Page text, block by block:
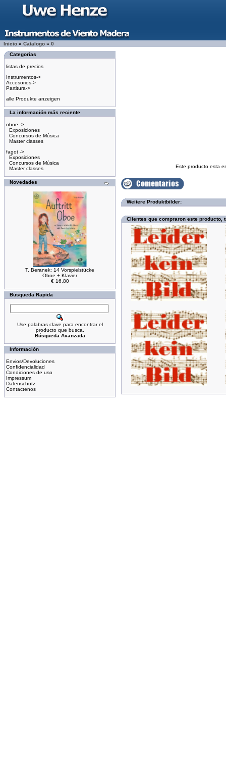
Inicio » Catalogo » 0
Categorias
listas de precios
Instrumentos->
Accesorios->
Partitura->
alle Produkte anzeigen
La información más reciente
oboe ->
Exposiciones
Concursos de Música
Master classes
fagot ->
Exposiciones
Concursos de Música
Master classes
Novedades
T. Beranek: 14 Vorspielstücke
Oboe + Klavier
€ 16,80
Busqueda Rapida
Use palabras clave para encontrar el
producto que busca.
Búsqueda Avanzada
Información
Envios/Devoluciones
Confidencialidad
Condiciones de uso
Impressum
Datenschutz
Contactenos
Este producto esta
Weitere Produktbilder:
Clientes que compraron este producto,